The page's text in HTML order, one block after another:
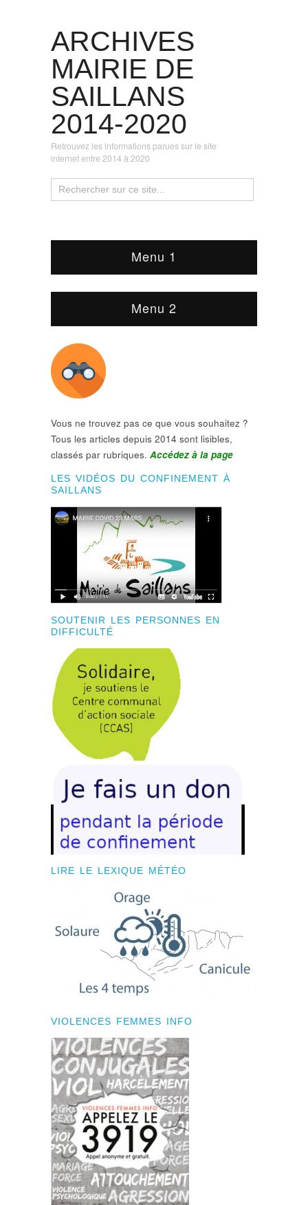
ARCHIVES
MAIRIE DE
SAILLANS
2014-2020
Retrouvez les informations parues sur le site
internet entre 2014 à 2020
Menu 1
Menu 2
Vous ne trouvez pas ce que vous souhaitez ?
Tous les articles depuis 2014 sont lisibles,
classés par rubriques. Accédez à la page
LES VIDÉOS DU CONFINEMENT À
SAILLANS
SOUTENIR LES PERSONNES EN
DIFFICULTÉ
LIRE LE LEXIQUE MÉTÉO
VIOLENCES FEMMES INFO